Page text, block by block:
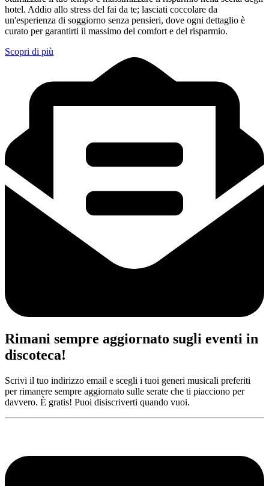
hotel. Addio allo stress del fai da te; lasciati coccolare da
un'esperienza di soggiorno senza pensieri, dove ogni dettaglio è
curato per garantirti il massimo del comfort e del risparmio.
Scopri di più
Rimani sempre aggiornato sugli eventi in
discoteca!
Scrivi il tuo indirizzo email e scegli i tuoi generi musicali preferiti
per rimanere sempre aggiornato sulle serate che ti piacciono per
davvero. È gratis! Puoi disiscriverti quando vuoi.